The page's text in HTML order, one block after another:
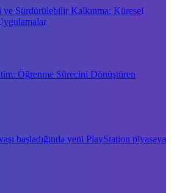
Sürdürülebilir Kalkınma: Küresel
Öğrenme Sürecini Dönüştüren
başladığında yeni PlayStation piyasaya